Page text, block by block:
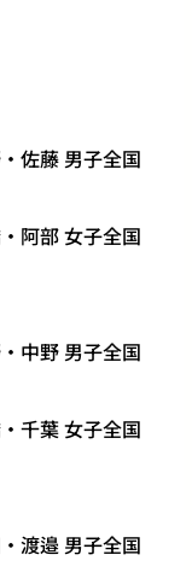
佐藤 男子全国
阿部 女子全国
中野 男子全国
千葉 女子全国
渡邉 男子全国